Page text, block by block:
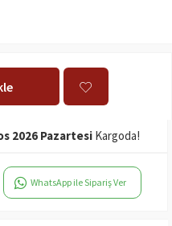
2026 Pazartesi Kargoda!
WhatsApp ile Sipariş Ver